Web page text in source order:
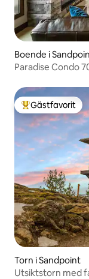
Boende i
Paradise Condo
Populär
Gästfavorit
Torn i Sandpoint
Utsiktstorn med